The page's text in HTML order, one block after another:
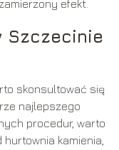
efekt.
Szczecinie
skonsultować się
najlepszego
procedur, warto
kamienia,